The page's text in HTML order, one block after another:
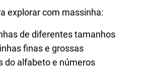
explorar com massinha:
de diferentes tamanhos
finas e grossas
do alfabeto e números